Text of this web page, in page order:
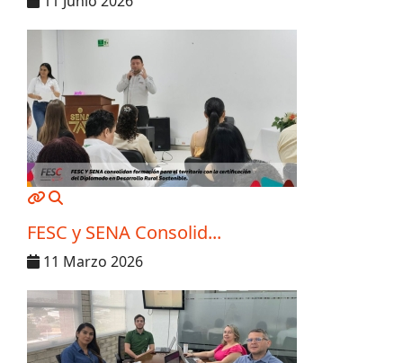
MOD_JTCS_VIEW_ARTICLE_LINK
FESC y SENA Consolid...
11 Marzo 2026